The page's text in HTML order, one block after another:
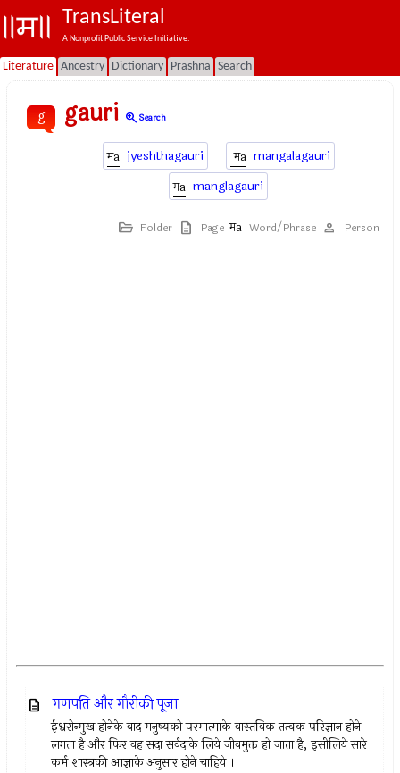
TransLiteral
A Nonprofit Public Service Initiative.
Literature Ancestry Dictionary Prashna Search
g gauri zoom_inSearch
jyeshthagauri
mangalagauri
manglagauri
Folder Page Word/Phrase Person
गणपति और गौरीकी पूजा
ईश्वरोन्मुख होनेके बाद मनुष्यको परमात्माके वास्तविक तत्वक परिज्ञान होने
लगता है और फिर वह सदा सर्वदाके लिये जीवमुक्त हो जाता है, इसीलिये सारे
कर्म शास्त्रकी आज्ञाके अनुसार होने चाहिये ।